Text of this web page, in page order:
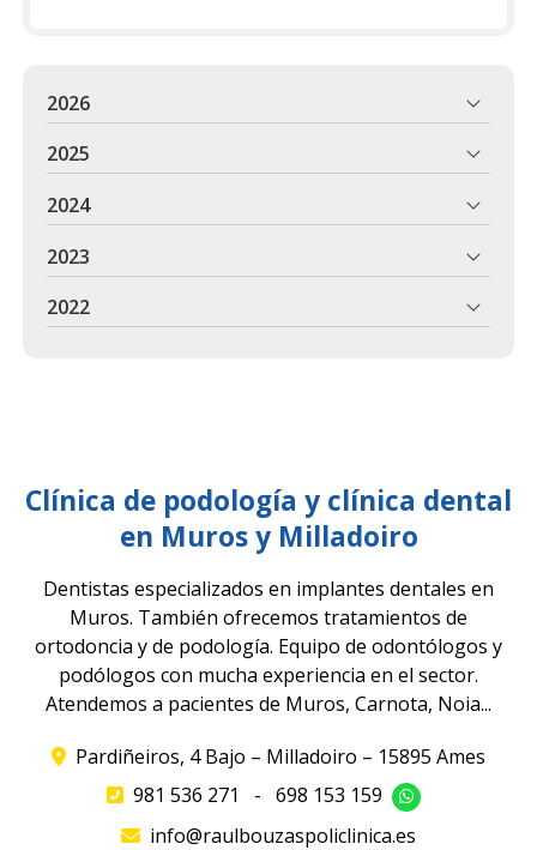
2026
2025
2024
2023
2022
Clínica de podología y clínica dental
en Muros y Milladoiro
Dentistas especializados en implantes dentales en
Muros. También ofrecemos tratamientos de
ortodoncia y de podología. Equipo de odontólogos y
podólogos con mucha experiencia en el sector.
Atendemos a pacientes de Muros, Carnota, Noia...
Pardiñeiros, 4 Bajo – Milladoiro – 15895 Ames
981 536 271
- 698 153 159
info@raulbouzaspoliclinica.es